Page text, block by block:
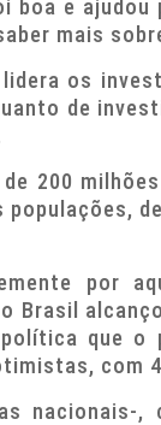
e ajudou
mais
os
de
200
por
Brasil
que o
com
nacionais-,